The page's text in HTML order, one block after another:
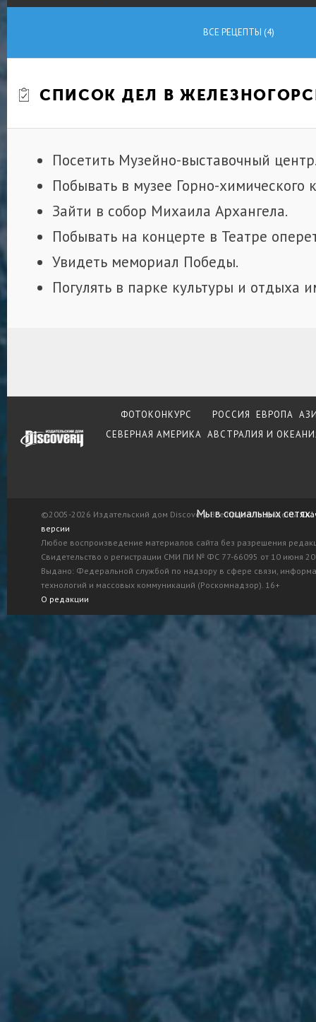
ВСЕ РЕЦЕПТЫ (4)
СПИСОК ДЕЛ В
Посетить Музейно-выставочный
Побывать в музее Горно-химического
Зайти в собор Михаила Архангела.
Побывать на концерте в Театре
Увидеть мемориал Победы.
Погулять в парке культуры и отдыха
ФОТОКОНКУРС РОССИЯ ЕВРОПА
СЕВЕРНАЯ АМЕРИКА АВСТРАЛИЯ И
©2005-2026 Издательский дом Discovery. Все права защищены.
версии
Любое воспроизведение материалов сайта без разрешения
Свидетельство о регистрации СМИ ПИ № ФС 77-66095 от 10 июня
Выдано: Федеральной службой по надзору в сфере связи,
технологий и массовых коммуникаций (Роскомнадзор). 16+
О редакции
Мы в социальных сетях: